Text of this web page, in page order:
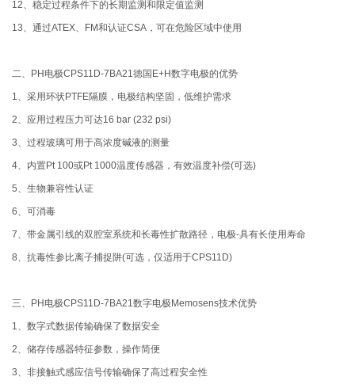
12、稳定过程条件下的长期监测和限定值监测
13、通过ATEX、FM和认证CSA，可在危险区域中使用
二、PH电极CPS11D-7BA21德国E+H数字电极的优势
1、采用环状PTFE隔膜，电极结构坚固，低维护需求
2、应用过程压力可达16 bar (232 psi)
3、过程玻璃可用于高浓度碱液的测量
4、内置Pt 100或Pt 1000温度传感器，有效温度补偿(可选)
5、生物兼容性认证
6、可消毒
7、带金属引线的双腔室系统和长毒性扩散路径，电极-具有长使用寿命
8、抗毒性参比离子捕捉阱(可选，仅适用于CPS11D)
三、PH电极CPS11D-7BA21数字电极Memosens技术优势
1、数字式数据传输确保了数据安全
2、储存传感器特征参数，操作简便
3、非接触式感应信号传输确保了高过程安全性